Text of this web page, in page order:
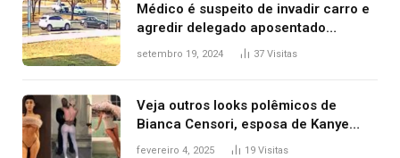
Médico é suspeito de invadir carro e
agredir delegado aposentado
durante confusão no trânsito
setembro 19, 2024 37 Visitas
Veja outros looks polêmicos de
Bianca Censori, esposa de Kanye
West que apareceu nua no Grammy
fevereiro 4, 2025 19 Visitas